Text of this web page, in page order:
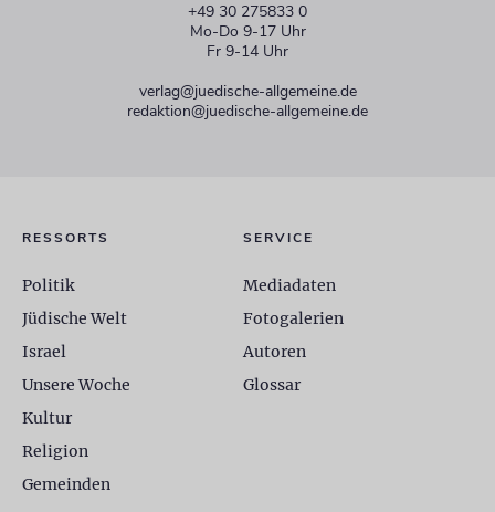
+49 30 275833 0
Mo-Do 9-17 Uhr
Fr 9-14 Uhr
verlag@juedische-allgemeine.de
redaktion@juedische-allgemeine.de
RESSORTS
Politik
Jüdische Welt
Israel
Unsere Woche
Kultur
Religion
Gemeinden
SERVICE
Mediadaten
Fotogalerien
Autoren
Glossar